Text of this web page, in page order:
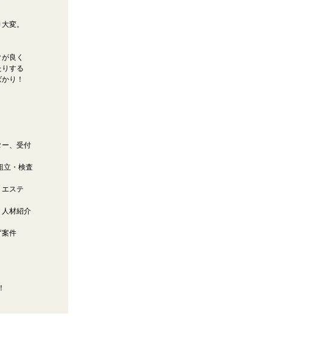
変。
良く
する
り！
、受付
立・検査
ステ
材紹介
件